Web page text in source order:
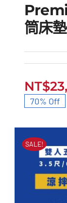
筒床墊
NT$
70% Off
SALE!